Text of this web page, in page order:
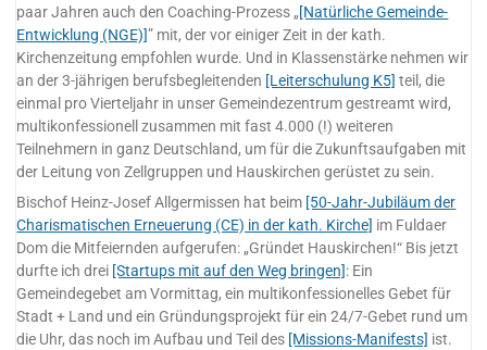
paar Jahren auch den Coaching-Prozess „[Natürliche Gemeinde-
Entwicklung (NGE)]” mit, der vor einiger Zeit in der kath.
Kirchenzeitung empfohlen wurde. Und in Klassenstärke nehmen wir
an der 3-jährigen berufsbegleitenden [Leiterschulung K5] teil, die
einmal pro Vierteljahr in unser Gemeindezentrum gestreamt wird,
multikonfessionell zusammen mit fast 4.000 (!) weiteren
Teilnehmern in ganz Deutschland, um für die Zukunftsaufgaben mit
der Leitung von Zellgruppen und Hauskirchen gerüstet zu sein.
Bischof Heinz-Josef Allgermissen hat beim [50-Jahr-Jubiläum der
Charismatischen Erneuerung (CE) in der kath. Kirche] im Fuldaer
Dom die Mitfeiernden aufgerufen: „Gründet Hauskirchen!“ Bis jetzt
durfte ich drei [Startups mit auf den Weg bringen]: Ein
Gemeindegebet am Vormittag, ein multikonfessionelles Gebet für
Stadt + Land und ein Gründungsprojekt für ein 24/7-Gebet rund um
die Uhr, das noch im Aufbau und Teil des [Missions-Manifests] ist.